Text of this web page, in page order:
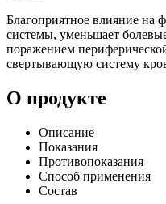
Благоприятное влияние на
системы, уменьшает
поражением
свертывающую систему
О продукте
Описание
Показания
Противопоказания
Способ применения
Состав